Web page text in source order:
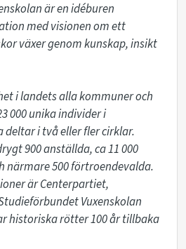
är en idéburen
med visionen om ett
växer genom kunskap, insikt
i landets alla kommuner och
000 unika individer i
deltar i två eller fler cirklar.
900 anställda, ca 11 000
närmare 500 förtroendevalda.
är Centerpartiet,
Vuxenskolan
historiska rötter 100 år tillbaka